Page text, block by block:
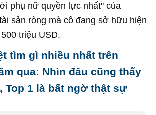
phụ nữ quyền lực nhất" của
sản ròng mà cô đang sở hữu hiện
triệu USD.
tìm gì nhiều nhất trên
qua: Nhìn đâu cũng thấy
Top 1 là bất ngờ thật sự